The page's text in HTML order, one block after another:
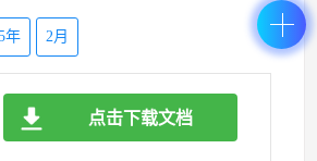
年 2月
点击下载文档